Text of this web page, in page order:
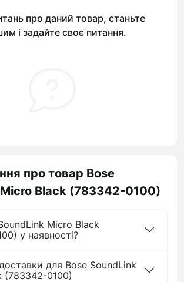
про даний товар, станьте
і задайте своє питання.
про товар Bose
Black (783342-0100)
Micro Black
у наявності?
для Bose SoundLink
(783342-0100)